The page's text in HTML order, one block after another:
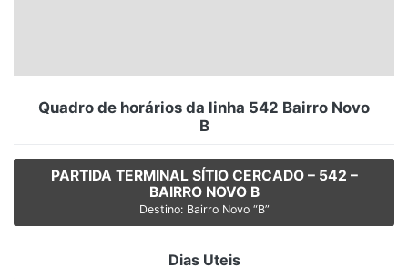
Quadro de horários da linha 542 Bairro Novo
B
PARTIDA TERMINAL SÍTIO CERCADO – 542 –
BAIRRO NOVO B
Destino: Bairro Novo “B”
Dias Uteis